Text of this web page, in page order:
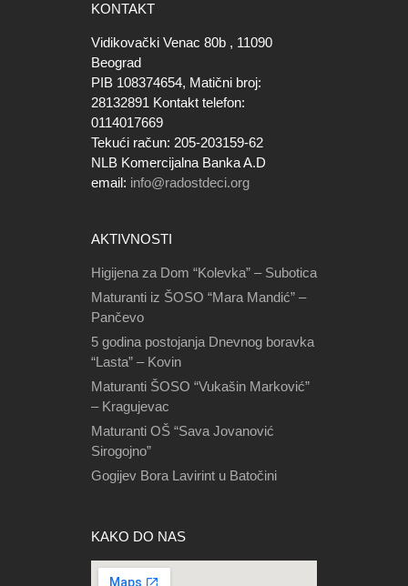
KONTAKT
Vidikovački Venac 80b , 11090
Beograd
PIB 108374654, Matični broj:
28132891 Kontakt telefon:
0114017669
Tekući račun: 205-203159-62
NLB Komercijalna Banka A.D
email: info@radostdeci.org
AKTIVNOSTI
Higijena za Dom “Kolevka” – Subotica
Maturanti iz ŠOSO “Mara Mandić” –
Pančevo
5 godina postojanja Dnevnog boravka
“Lasta” – Kovin
Maturanti ŠOSO “Vukašin Marković”
– Kragujevac
Maturanti OŠ “Sava Jovanović
Sirogojno”
Gogijev Bora Lavirint u Batočini
KAKO DO NAS